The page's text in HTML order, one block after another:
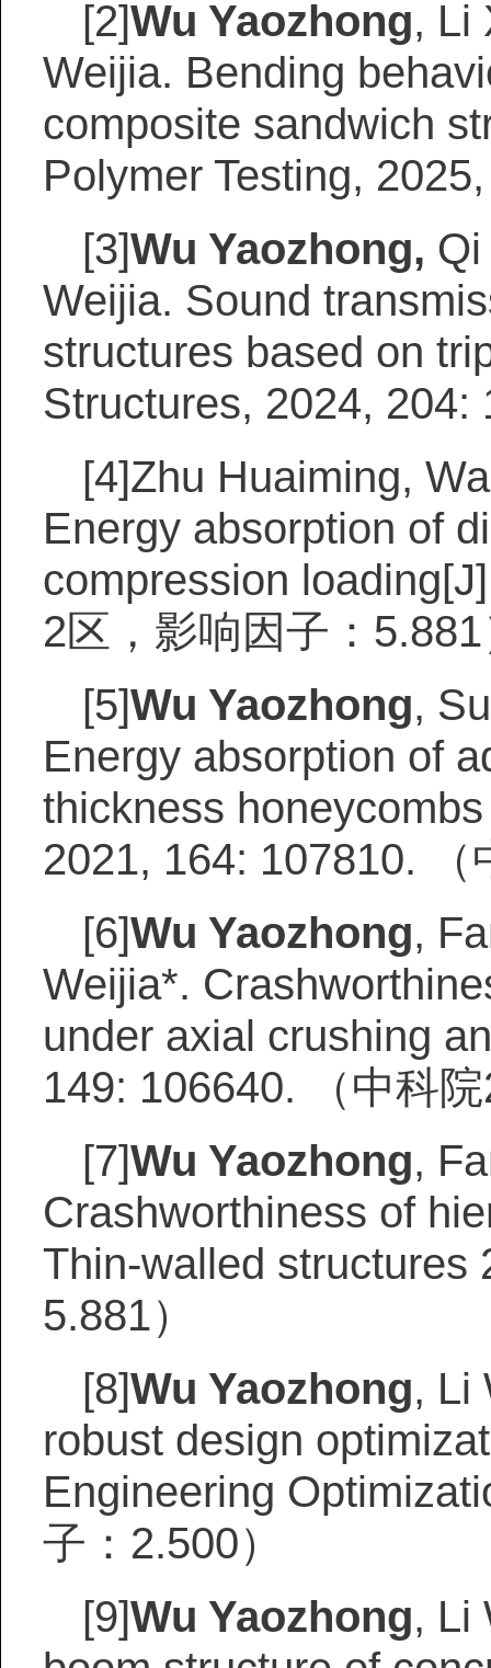
[2]Wu Yaozhong, Li
Weijia. Bending
composite sandwich
Polymer Testing,
[3]Wu Yaozhong,
Weijia. Sound
structures based on
Structures, 2024, 204:
[4]Zhu Huaiming,
Energy absorption of
compression
2区，影响因子：
[5]Wu Yaozhong,
Energy absorption of
thickness
2021, 164: 107810.
[6]Wu Yaozhong,
Weijia*.
under axial crushing
149: 106640. （中科
[7]Wu Yaozhong,
Crashworthiness of
Thin-walled structures
5.881）
[8]Wu Yaozhong, Li
robust design
Engineering
子： 2.500）
[9]Wu Yaozhong, Li